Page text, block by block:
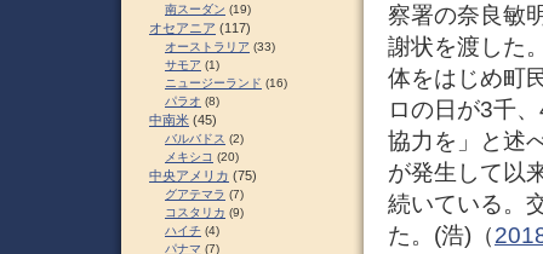
察署の奈良敏
謝状を渡した
体をはじめ町
ロの日が3千
協力を」と述
が発生して以
続いている。
た。(浩)（
南スーダン (19)
オセアニア (117)
オーストラリア (33)
サモア (1)
ニュージーランド (16)
パラオ (8)
中南米 (45)
バルバドス (2)
メキシコ (20)
中央アメリカ (75)
グアテマラ (7)
コスタリカ (9)
ハイチ (4)
パナマ (7)